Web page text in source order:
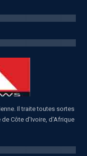
Il traite toutes sortes
Côte d'Ivoire, d'Afrique